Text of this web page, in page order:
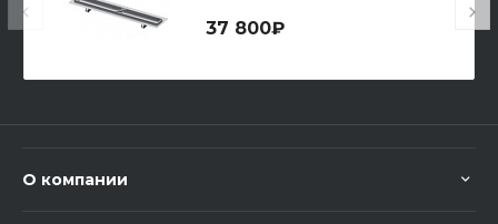
37 800₽
О компании